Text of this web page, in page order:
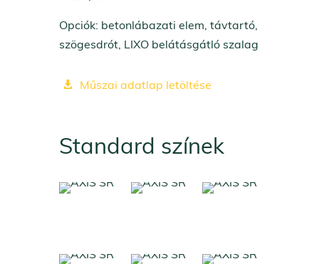
Opciók: betonlábazati elem, távtartó,
szögesdrót, LIXO belátásgátló szalag
 Műszai adatlap letöltése
Standard színek